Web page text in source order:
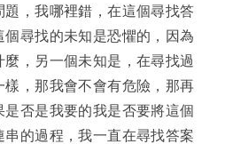
，我哪裡錯，在這個尋找答
尋找的未知是恐懼的，因為
，另一個未知是，在尋找過
，那我會不會有危險，那再
否是我要的我是否要將這個
的過程，我一直在尋找答案